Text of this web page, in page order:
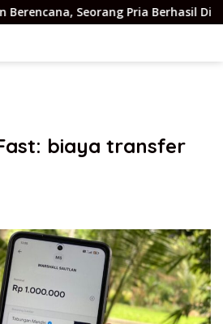
Seorang Pria Berhasil Diamankan
biaya transfer